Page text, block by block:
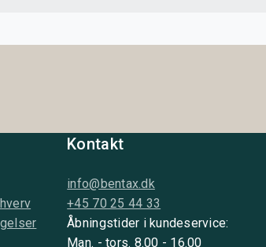
Kontakt
info@bentax.dk
+45 70 25 44 33
Åbningstider i kundeservice:
Man. - tors. 8.00 - 16.00